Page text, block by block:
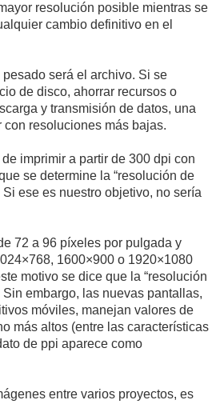
resolución posible mientras se
cambio definitivo en el
será el archivo. Si se
de disco, ahorrar recursos o
y transmisión de datos, una
con resoluciones más bajas.
imprimir a partir de 300 dpi con
se determine la “resolución de
ese es nuestro objetivo, no sería
72 a 96 píxeles por pulgada y
1600×900 o 1920×1080
motivo se dice que la “resolución
embargo, las nuevas pantallas,
móviles, manejan valores de
más altos (entre las características
de ppi aparece como
entre varios proyectos, es